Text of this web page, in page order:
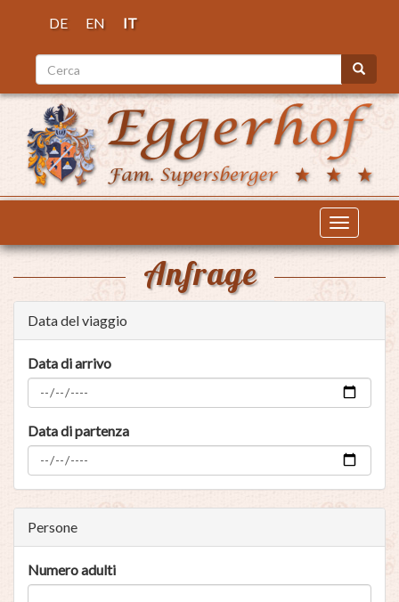
principale
DE EN IT
Cerca Cerca
Toggle
Anfrage
Data del viaggio
Data di arrivo
Data di partenza
Persone
Numero adulti